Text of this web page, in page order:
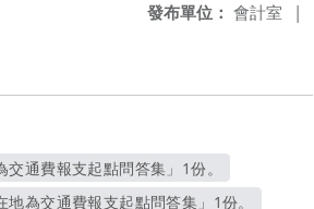
發布單位： 會計室 |
通費報支起點問答集」1份。
為交通費報支起點問答集」1份。